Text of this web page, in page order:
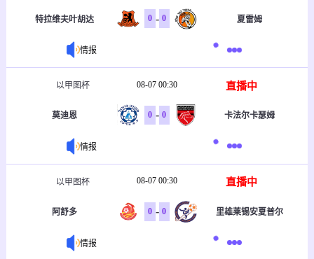
特拉维夫叶胡达 0 - 0 夏雷姆
情报
以甲图杯 08-07 00:30 直播中
莫迪恩 0 - 0 卡法尔卡瑟姆
情报
以甲图杯 08-07 00:30 直播中
阿舒多 0 - 0 里雄莱锡安夏普尔
情报